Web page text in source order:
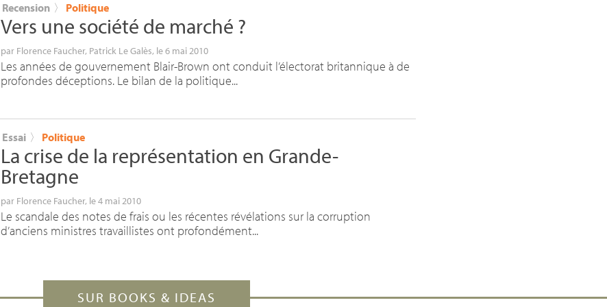
Recension 〉 Politique
Vers une société de marché ?
par Florence Faucher, Patrick Le Galès, le 6 mai 2010
Les années de gouvernement Blair-Brown ont conduit l’électorat britannique à de
profondes déceptions. Le bilan de la politique...
Essai 〉 Politique
La crise de la représentation en Grande-
Bretagne
par Florence Faucher, le 4 mai 2010
Le scandale des notes de frais ou les récentes révélations sur la corruption
d’anciens ministres travaillistes ont profondément...
SUR BOOKS & IDEAS